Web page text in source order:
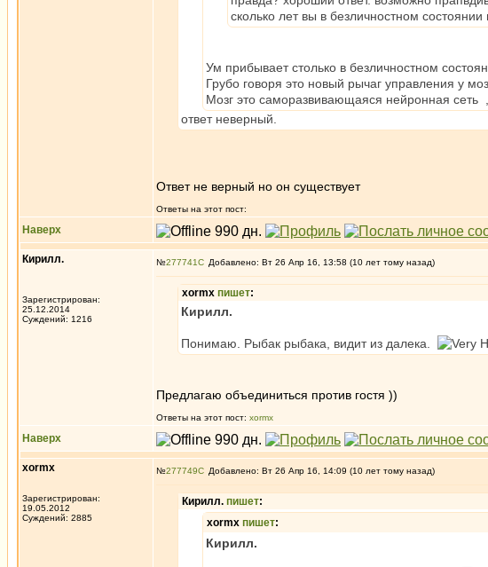
сколько лет вы в безличностном
Ум прибывает столько в безличностном
Грубо говоря это новый рычаг управления у
Мозг это саморазвивающаяся нейронная сеть
ответ неверный.
Ответ не верный но он существует
Ответы на этот пост:
Наверх
Кирилл.
Зарегистрирован:
25.12.2014
Суждений: 1216
№277741 Добавлено: Вт 26 Апр 16, 13:58 (10 лет тому назад)
xormx пишет:
Кирилл.
Понимаю. Рыбак рыбака, видит из далека.
Предлагаю объединиться против гостя ))
Ответы на этот пост: xormx
Наверх
xormx
Зарегистрирован:
19.05.2012
Суждений: 2885
№277749 Добавлено: Вт 26 Апр 16, 14:09 (10 лет тому назад)
Кирилл. пишет:
xormx пишет:
Кирилл.